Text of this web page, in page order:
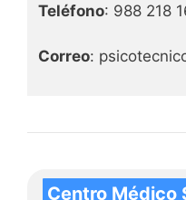
Teléfono: 988 218
Correo:
Centro Médico